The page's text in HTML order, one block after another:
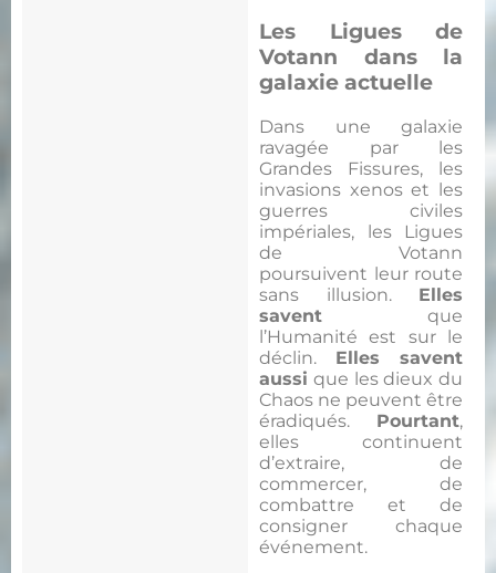
Les Ligues de
Votann dans la
galaxie actuelle
Dans une galaxie
ravagée par les
Grandes Fissures, les
invasions xenos et les
guerres civiles
impériales, les Ligues
de Votann
poursuivent leur route
sans illusion. Elles
savent que
l’Humanité est sur le
déclin. Elles savent
aussi que les dieux du
Chaos ne peuvent être
éradiqués. Pourtant,
elles continuent
d’extraire, de
commercer, de
combattre et de
consigner chaque
événement.